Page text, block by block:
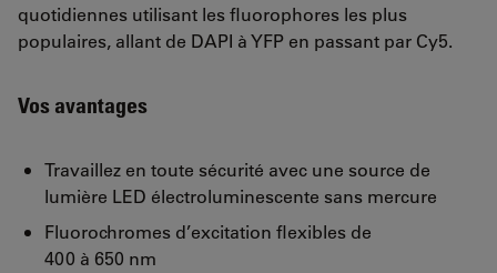
quotidiennes utilisant les fluorophores les plus
populaires, allant de DAPI à YFP en passant par Cy5.
Vos avantages
Travaillez en toute sécurité avec une source de
lumière LED électroluminescente sans mercure
Fluorochromes d’excitation flexibles de
400 à 650 nm